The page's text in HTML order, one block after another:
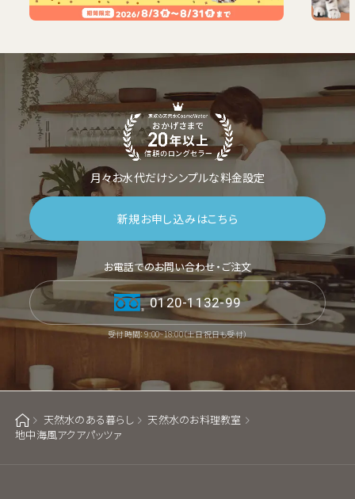
月々お水代だけシンプルな料金設定
新規お申し込みはこちら
お電話でのお問い合わせ・ご注文
0120-1132-99
受付時間：9:00~18:00（土日祝日も受付）
ホーム
天然水のある暮らし
天然水のお料理教室
地中海風アクアパッツァ